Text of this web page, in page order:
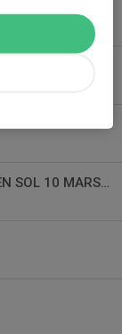
KALLELSE TILL ÅRSMÖTE ROSLAGEN SOL 10 MARS 2025